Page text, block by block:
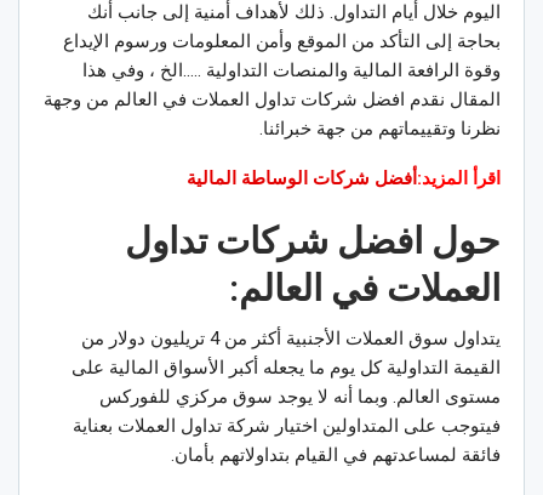
اليوم خلال أيام التداول. ذلك لأهداف أمنية إلى جانب أنك
بحاجة إلى التأكد من الموقع وأمن المعلومات ورسوم الإيداع
وقوة الرافعة المالية والمنصات التداولية …..الخ ، وفي هذا
المقال نقدم افضل شركات تداول العملات في العالم من وجهة
نظرنا وتقييماتهم من جهة خبرائنا.
اقرأ المزيد:أفضل شركات الوساطة المالية
حول افضل شركات تداول
العملات في العالم:
يتداول سوق العملات الأجنبية أكثر من 4 تريليون دولار من
القيمة التداولية كل يوم ما يجعله أكبر الأسواق المالية على
مستوى العالم. وبما أنه لا يوجد سوق مركزي للفوركس
فيتوجب على المتداولين اختيار شركة تداول العملات بعناية
فائقة لمساعدتهم في القيام بتداولاتهم بأمان.